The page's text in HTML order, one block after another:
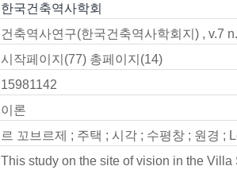
한국건축역사학회
건축역사연구(한국건축역사학회지) , v.7
시작페이지(77) 총페이지(14)
15981142
이론
르 꼬브르제 ; 주택 ; 시각 ; 수평창 ; 원경 ;
This study on the site of vision in the Villa